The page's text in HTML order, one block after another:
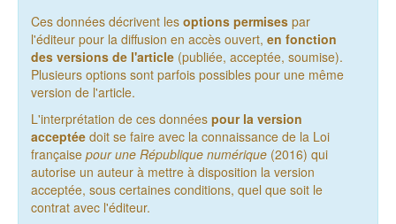
Ces données décrivent les options permises par
l'éditeur pour la diffusion en accès ouvert, en fonction
des versions de l'article (publiée, acceptée, soumise).
Plusieurs options sont parfois possibles pour une même
version de l'article.
L'interprétation de ces données pour la version
acceptée doit se faire avec la connaissance de la Loi
française pour une République numérique (2016) qui
autorise un auteur à mettre à disposition la version
acceptée, sous certaines conditions, quel que soit le
contrat avec l'éditeur.